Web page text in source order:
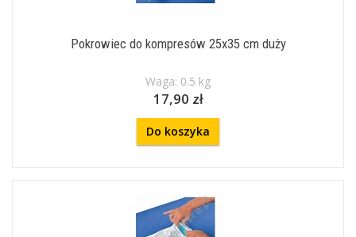
Pokrowiec do kompresów 25x35 cm duży
Waga: 0.5 kg
17,90 zł
Do koszyka